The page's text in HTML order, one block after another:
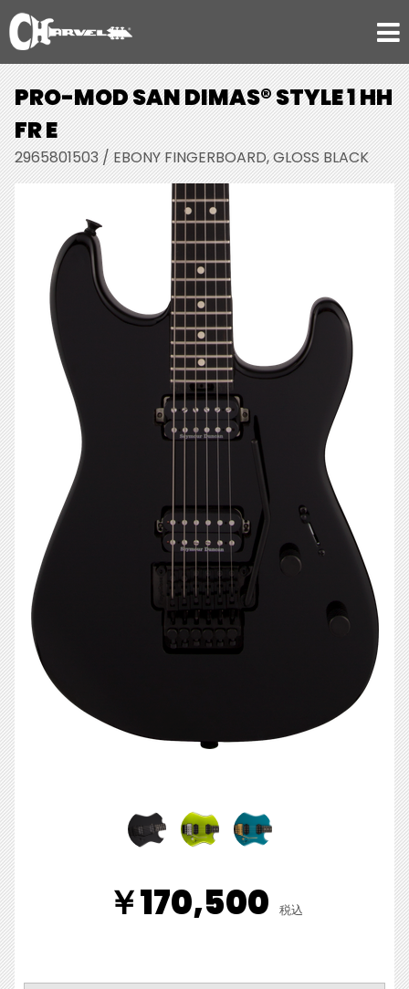
PRO-MOD SAN DIMAS® STYLE 1 HH
FR E
2965801503 / EBONY FINGERBOARD, GLOSS BLACK
￥170,500 税込